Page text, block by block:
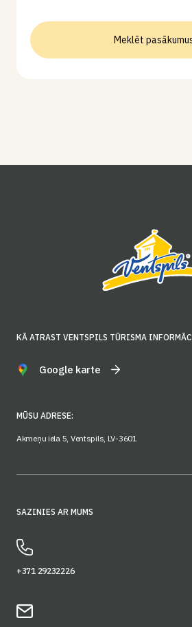
Meklēt
KĀ ATRAST VENTSPILS TŪRISMA
Google karte
MŪSU ADRESE:
Akmeņu iela 5, Ventspils, LV-3601
SAZINIES AR MUMS
+371 29232226